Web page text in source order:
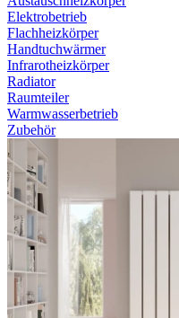
Elektrobetrieb
Flachheizkörper
Handtuchwärmer
Infrarotheizkörper
Radiator
Raumteiler
Warmwasserbetrieb
Zubehör